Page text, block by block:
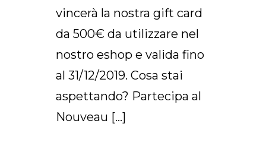
vincerà la nostra gift card
da 500€ da utilizzare nel
nostro eshop e valida fino
al 31/12/2019. Cosa stai
aspettando? Partecipa al
Nouveau […]